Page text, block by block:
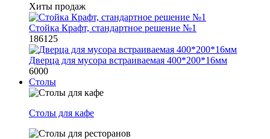
Хиты продаж
Стойка Крафт, стандартное решение №1
186125
Дверца для мусора встраиваемая 400*200*16мм
6000
Столы
Столы для кафе